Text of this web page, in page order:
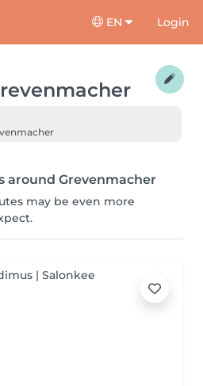
EN Login
around Grevenmacher
may be even more